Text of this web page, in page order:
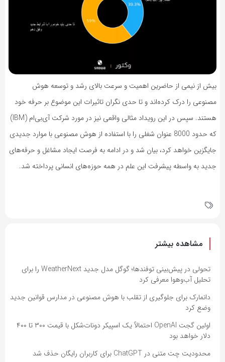
بیش از نیمی از حاضرین اهمیت و سرعت بالای رشد و توسعه هوش
مصنوعی را درک کرده‌اند و تا حدی نگران تاثیرات این موضوع بر حرفه‌ خود
هستند. سپس در این رویداد مثالی واقعی نیز در مورد شرکت آی‌بی‌ام (IBM)
که حدود 8000 عنوان شغلی را با استفاده از هوش مصنوعی با موارد جدیدی
جایگزین خواهد کرد، بیان شد و در ادامه به فرصت ایجاد مشاغل و حرفه‌های
جدید به واسطه پیشرفت این علم در همه‌ حوزه‌های انسانی پرداخته شد.
مشاهده بیشتر
تحولی در پیش‌بینی توفندها؛ گوگل مدل جدید WeatherNext را برای
تحلیل آب‌وهوا معرفی کرد
دانمارک برای جلوگیری از تقلب با هوش مصنوعی در مدارس قوانین جدید
وضع کرد
اولین گجت OpenAI احتمالاً یک اسپیکر دونات‌شکل با قیمت ۳۰۰ تا ۴۰۰
دلار خواهد بود
محدودیت چت متنی در ChatGPT برای کاربران رایگان حذف شد